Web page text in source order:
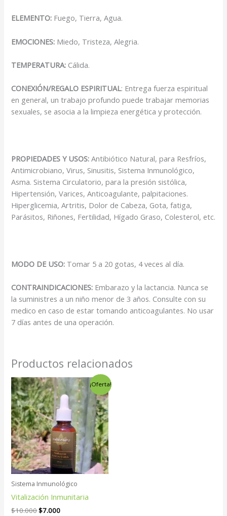
ELEMENTO: Fuego, Tierra, Agua.
EMOCIONES: Miedo, Tristeza, Alegria.
TEMPERATURA: Cálida.
CONEXIÓN/REGALO ESPIRITUAL: Entrega fuerza espiritual
en general, un trabajo profundo puede trabajar memorias
sexuales, se asocia a la limpieza energética y protección.
PROPIEDADES Y USOS: Antibiótico Natural, para Resfríos,
Antimicrobiano, Virus, Sinusitis, Sistema Inmunológico,
Asma. Sistema Circulatorio, para la presión sistólica,
Hipertensión, Varices, Anticoagulante, palpitaciones.
Hiperglicemia, Artritis, Dolor de Cabeza, Gota, fatiga,
Parásitos, Riñones, Fertilidad, Hígado Graso, Colesterol, etc.
MODO DE USO: Tomar 5 a 20 gotas, 4 veces al día.
CONTRAINDICACIONES: Embarazo y la lactancia. Nunca se
la suministres a un niño menor de 3 años. Consulte con su
medico en caso de estar tomando anticoagulantes. No usar
7 días antes de una operación.
Productos relacionados
¡Oferta!
Sistema Inmunológico
Vitalización Inmunitaria
$10.000
El
precio
original
era:
$10.000.
$7.000
El
precio
actual
es:
$7.000.